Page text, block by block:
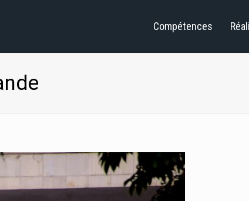
Compétences